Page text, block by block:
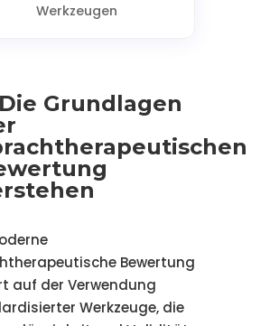
Werkzeugen
Grundlagen
Bewertung
auf der Verwendung
Werkzeuge, die